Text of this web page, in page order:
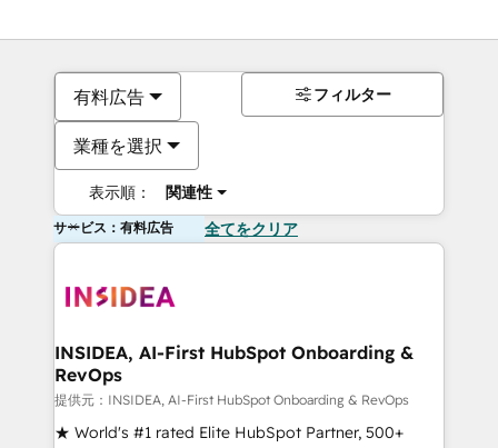
有料広告
業種を選択
表示順： 関連性
フィルター
サービス：有料広告 全てをクリア
INSIDEA, AI-First HubSpot Onboarding &
RevOps
提供元：INSIDEA, AI-First HubSpot Onboarding & RevOps
★ World's #1 rated Elite HubSpot Partner, 500+